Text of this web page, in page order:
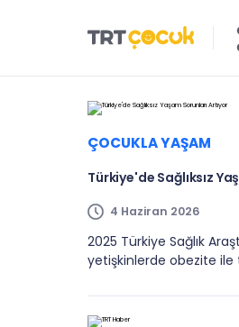
ÇOCUKLA YAŞAM
Türkiye'de Sağlıksız
4 Haziran 2026
2025 Türkiye Sağlık
yetişkinlerde obezite ile